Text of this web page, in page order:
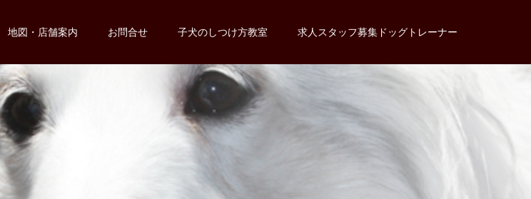
地図・店舗案内 お問合せ 子犬のしつけ方教室 求人スタッフ募集ドッグトレーナー